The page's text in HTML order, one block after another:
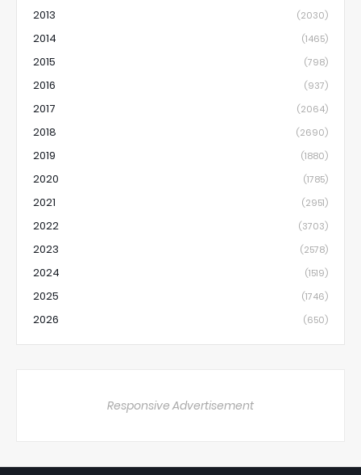
2013 (2030)
2014 (1465)
2015 (798)
2016 (937)
2017 (2064)
2018 (2690)
2019 (1880)
2020 (1785)
2021 (2951)
2022 (3703)
2023 (2578)
2024 (1519)
2025 (1746)
2026 (650)
Responsive Advertisement